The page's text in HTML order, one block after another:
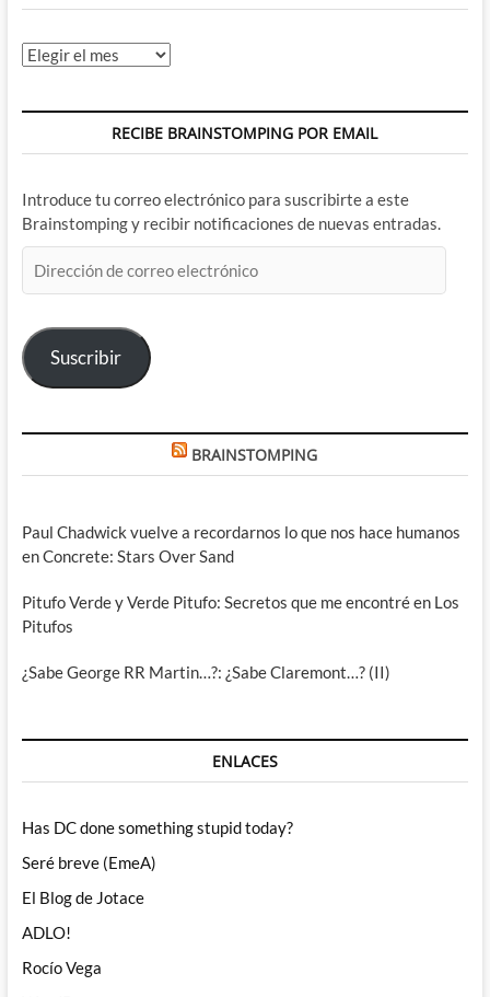
Archivos
RECIBE BRAINSTOMPING POR EMAIL
Introduce tu correo electrónico para suscribirte a este
Brainstomping y recibir notificaciones de nuevas entradas.
de
electrónico
Suscribir
BRAINSTOMPING
Paul Chadwick vuelve a recordarnos lo que nos hace humanos
en Concrete: Stars Over Sand
Pitufo Verde y Verde Pitufo: Secretos que me encontré en Los
Pitufos
¿Sabe George RR Martin…?: ¿Sabe Claremont…? (II)
ENLACES
Has DC done something stupid today?
Seré breve (EmeA)
El Blog de Jotace
ADLO!
Rocío Vega